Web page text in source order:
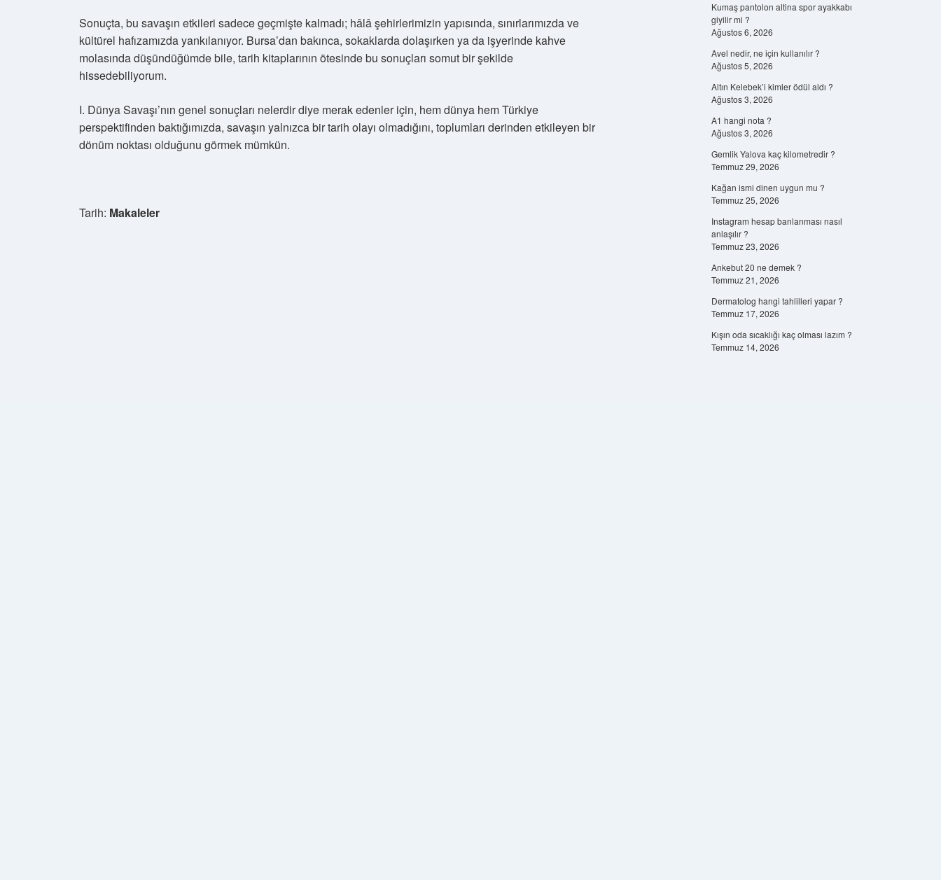
Sonuçta, bu savaşın etkileri sadece geçmişte kalmadı; hâlâ şehirlerimizin yapısında, sınırlarımızda ve
kültürel hafızamızda yankılanıyor. Bursa’dan bakınca, sokaklarda dolaşırken ya da işyerinde kahve
molasında düşündüğümde bile, tarih kitaplarının ötesinde bu sonuçları somut bir şekilde
hissedebiliyorum.
I. Dünya Savaşı’nın genel sonuçları nelerdir diye merak edenler için, hem dünya hem Türkiye
perspektifinden baktığımızda, savaşın yalnızca bir tarih olayı olmadığını, toplumları derinden etkileyen bir
dönüm noktası olduğunu görmek mümkün.
Tarih: Makaleler
Kumaş pantolon altina spor ayakkabı
giyilir mi ?
Ağustos 6, 2026
Avel nedir, ne için kullanılır ?
Ağustos 5, 2026
Altın Kelebek’i kimler ödül aldı ?
Ağustos 3, 2026
A1 hangi nota ?
Ağustos 3, 2026
Gemlik Yalova kaç kilometredir ?
Temmuz 29, 2026
Kağan ismi dinen uygun mu ?
Temmuz 25, 2026
Instagram hesap banlanması nasıl
anlaşılır ?
Temmuz 23, 2026
Ankebut 20 ne demek ?
Temmuz 21, 2026
Dermatolog hangi tahlilleri yapar ?
Temmuz 17, 2026
Kışın oda sıcaklığı kaç olması lazım ?
Temmuz 14, 2026